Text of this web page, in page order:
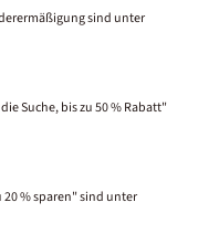
sind unter
Suche, bis zu 50 % Rabatt"
% sparen" sind unter